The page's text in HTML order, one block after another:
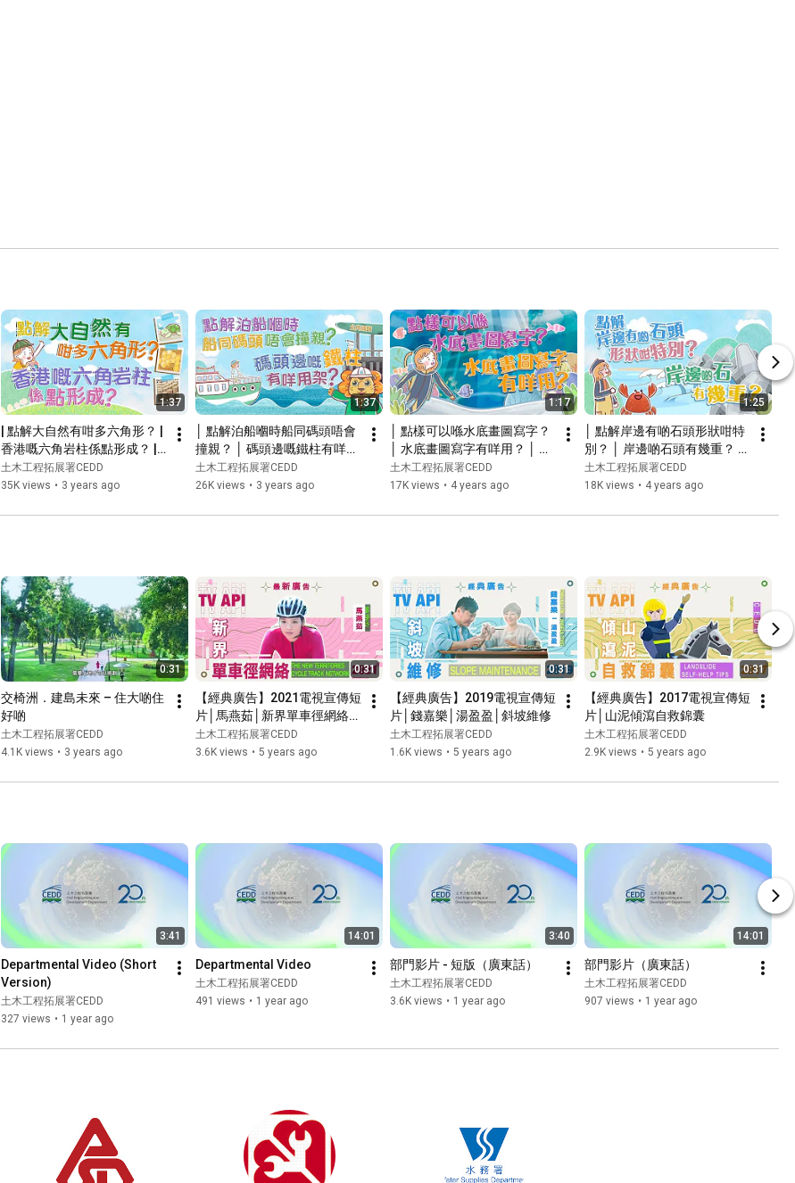
1:37
| 點解大自然有咁多六角形？ |
香港嘅六角岩柱係點形成？ |
唔講唔知．ＣＥＤＤ |
土木工程拓展署CEDD
35K views • 3 years ago
1:37
│ 點解泊船嗰時船同碼頭唔會
撞親？ │ 碼頭邊嘅鐵柱有咩用
架？ │ 唔講唔知 ‧ ＣＥＤＤ │
土木工程拓展署CEDD
26K views • 3 years ago
1:17
│ 點樣可以喺水底畫圖寫字？
│ 水底畫圖寫字有咩用？ │ 唔
講唔知 ‧ ＣＥＤＤ │
土木工程拓展署CEDD
17K views • 4 years ago
1:25
│ 點解岸邊有啲石頭形狀咁特
別？ │ 岸邊啲石頭有幾重？ │
唔講唔知 ‧ ＣＥＤＤ │
土木工程拓展署CEDD
18K views • 4 years ago
0:31
交椅洲．建島未來 – 住大啲住
好啲
土木工程拓展署CEDD
4.1K views • 3 years ago
0:31
【經典廣告】2021電視宣傳短
片│馬燕茹│新界單車徑網絡│
安全態度  樂享騎單車之道
土木工程拓展署CEDD
3.6K views • 5 years ago
0:31
【經典廣告】2019電視宣傳短
片│錢嘉樂│湯盈盈│斜坡維修
土木工程拓展署CEDD
1.6K views • 5 years ago
0:31
【經典廣告】2017電視宣傳短
片│山泥傾瀉自救錦囊
土木工程拓展署CEDD
2.9K views • 5 years ago
3:41
Departmental Video (Short
Version)
土木工程拓展署CEDD
327 views • 1 year ago
14:01
Departmental Video
土木工程拓展署CEDD
491 views • 1 year ago
3:40
部門影片 - 短版（廣東話）
土木工程拓展署CEDD
3.6K views • 1 year ago
14:01
部門影片（廣東話）
土木工程拓展署CEDD
907 views • 1 year ago